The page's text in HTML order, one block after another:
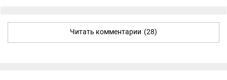
Читать комментарии (28)